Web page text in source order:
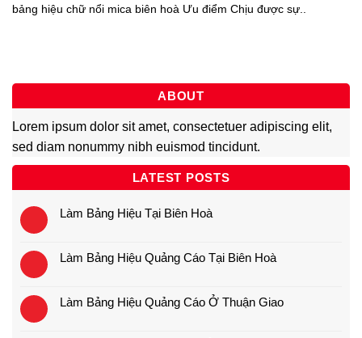
bảng hiệu chữ nổi mica biên hoà Ưu điểm Chịu được sự..
ABOUT
Lorem ipsum dolor sit amet, consectetuer adipiscing elit,
sed diam nonummy nibh euismod tincidunt.
LATEST POSTS
Làm Bảng Hiệu Tại Biên Hoà
Làm Bảng Hiệu Quảng Cáo Tại Biên Hoà
Làm Bảng Hiệu Quảng Cáo Ở Thuận Giao